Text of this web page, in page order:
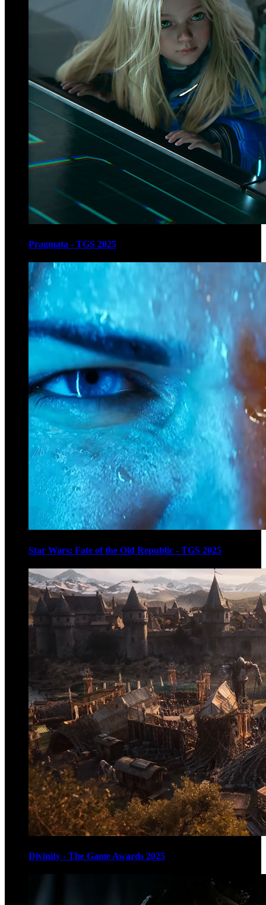
Pragmata - TGS 2025
Star Wars: Fate of the Old Republic - TGS 2025
Divinity - The Game Awards 2025